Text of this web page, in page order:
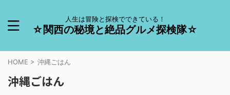
人生は冒険と探検でできている！
☆関西の秘境と絶品グルメ探検隊☆
HOME > 沖縄ごはん
沖縄ごはん